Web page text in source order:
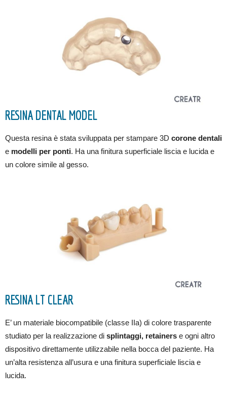
RESINA DENTAL MODEL
Questa resina è stata sviluppata per stampare 3D corone dentali
e modelli per ponti. Ha una finitura superficiale liscia e lucida e
un colore simile al gesso.
RESINA LT CLEAR
E’ un materiale biocompatibile (classe IIa) di colore trasparente
studiato per la realizzazione di splintaggi, retainers e ogni altro
dispositivo direttamente utilizzabile nella bocca del paziente. Ha
un’alta resistenza all’usura e una finitura superficiale liscia e
lucida.